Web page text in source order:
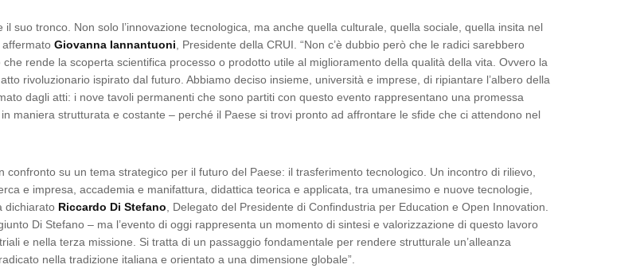
suo tronco. Non solo l’innovazione tecnologica, ma anche quella culturale, quella sociale, quella insita nel
affermato Giovanna Iannantuoni , Presidente della CRUI. “Non c’è dubbio però che le radici sarebbero
rende la scoperta scientifica processo o prodotto utile al miglioramento della qualità della vita. Ovvero la
rivoluzionario ispirato dal futuro. Abbiamo deciso insieme, università e imprese, di ripiantare l’albero della
dagli atti: i nove tavoli permanenti che sono partiti con questo evento rappresentano una promessa
maniera strutturata e costante – perché il Paese si trovi pronto ad affrontare le sfide che ci attendono nel
su un tema strategico per il futuro del Paese: il trasferimento tecnologico. Un incontro di rilievo,
e impresa, accademia e manifattura, didattica teorica e applicata, tra umanesimo e nuove tecnologie,
dichiarato Riccardo Di Stefano , Delegato del Presidente di Confindustria per Education e Open Innovation.
Di Stefano – ma l’evento di oggi rappresenta un momento di sintesi e valorizzazione di questo lavoro
e nella terza missione. Si tratta di un passaggio fondamentale per rendere strutturale un’alleanza
nella tradizione italiana e orientato a una dimensione globale”.